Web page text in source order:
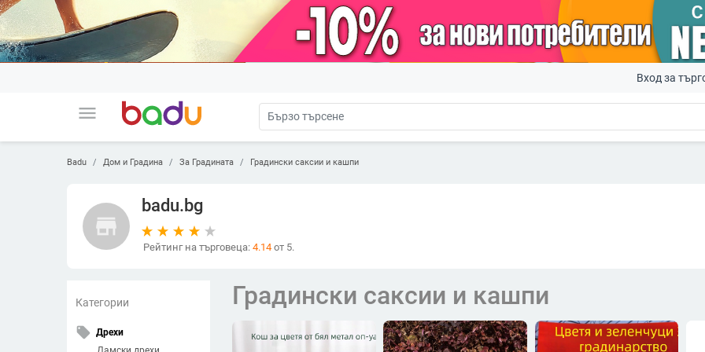
menu
Вход за
Badu Дом и Градина За Градината Градински саксии и кашпи
store
badu.bg
Рейтинг на търговеца: 4.14 от 5.
Категории
local_offer Дрехи
Градински саксии и кашпи